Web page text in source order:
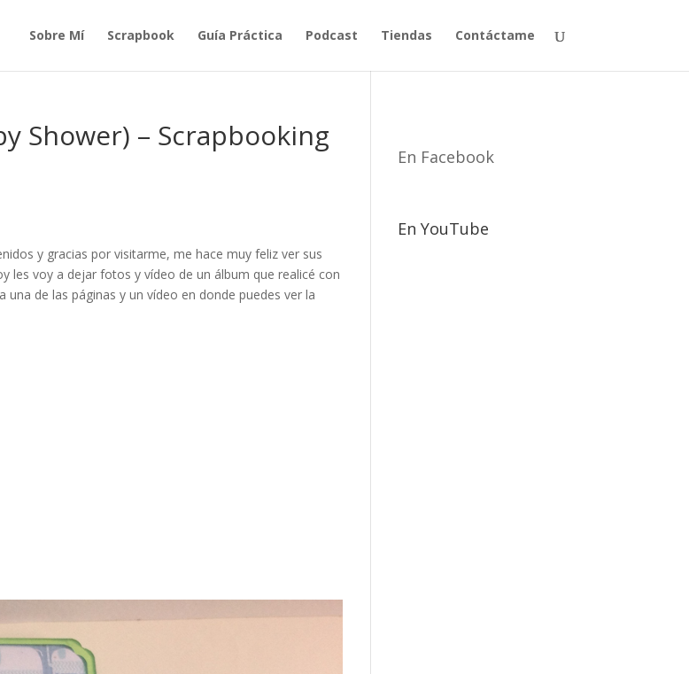
Sobre Mí Scrapbook Guía Práctica Podcast Tiendas Contáctame
Shower) – Scrapbooking
y gracias por visitarme, me hace muy feliz ver sus
les voy a dejar fotos y vídeo de un álbum que realicé con
de las páginas y un vídeo en donde puedes ver la
En Facebook
En YouTube